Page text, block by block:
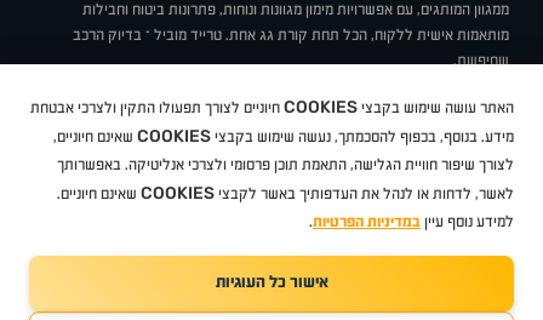
ממגוון המותגים, עם אפשרויות מימון מגוונות ונוחות, פתרונות ביטוח וחבילות
מותאמות אישית ללקוח, הכל תחת קורת גג אחת. טרייד מוביל – בדיוק הרכב
שחיפשת.
תקנוןBUY BACKמבצעיםמגזין טרייד מובילאיך זה עובד? דרושים
ניהול העדפות עוגיות
סיטרואןאופלפיג'ו MGמזדהבי ווי דיצ'ריטסלה ניסאןטויוטהדאצ'יהפולקסווגןטסלהג'יפ
לקסוסאאודיסקודהיונדאירנושברולט
TradeMobile instagram
TradeMobile facebook
האתר עושה שימוש בקבצי COOKIES חיוניים לצורך תפעולו התקין ולצרכי אבטחת
מידע. בנוסף, בכפוף להסכמתך, נעשה שימוש בקבצי COOKIES שאינם חיוניים,
לצורך שיפור חוויית הגלישה, התאמת תוכן פרסומי ולצרכי אנליטיקה. באפשרותך
לאשר, לדחות או לנהל את העדפותיך באשר לקבצי COOKIES שאינם חיוניים.
למידע נוסף עיין במדיניות הפרטיות.
אישור כל העוגיות